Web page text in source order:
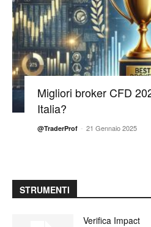
Migliori broker CFD
Italia?
@TraderProf - 21 Gennaio 2025
STRUMENTI
Verifica Impact